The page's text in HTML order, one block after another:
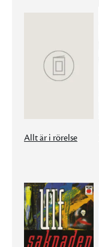
Allt är i rörelse